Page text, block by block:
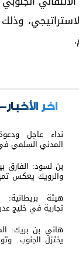
اخر الأخبار
نداء عاجل
المدني السلمي
بن لسود: الفارق
والرويك يعكس
هيئة
تجارية في خليج
هاني بن بريك:
يختزل الجنوب..
لاستعادة